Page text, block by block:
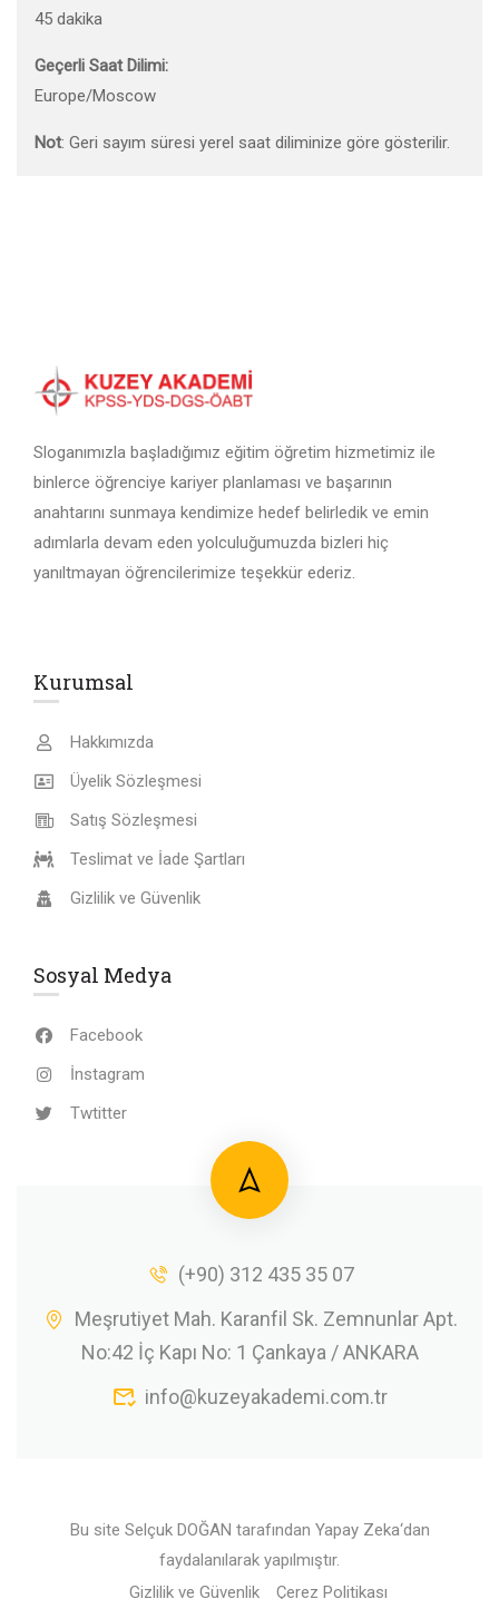
45 dakika
Geçerli Saat Dilimi:
Europe/Moscow
Not: Geri sayım süresi yerel saat diliminize göre gösterilir.
Sloganımızla başladığımız eğitim öğretim hizmetimiz ile
binlerce öğrenciye kariyer planlaması ve başarının
anahtarını sunmaya kendimize hedef belirledik ve emin
adımlarla devam eden yolculuğumuzda bizleri hiç
yanıltmayan öğrencilerimize teşekkür ederiz.
Kurumsal
Hakkımızda
Üyelik Sözleşmesi
Satış Sözleşmesi
Teslimat ve İade Şartları
Gizlilik ve Güvenlik
Sosyal Medya
Facebook
İnstagram
Twtitter
(+90) 312 435 35 07
Meşrutiyet Mah. Karanfil Sk. Zemnunlar Apt.
No:42 İç Kapı No: 1 Çankaya / ANKARA
info@kuzeyakademi.com.tr
Bu site Selçuk DOĞAN tarafından Yapay Zeka‘dan
faydalanılarak yapılmıştır.
Gizlilik ve Güvenlik
Çerez Politikası